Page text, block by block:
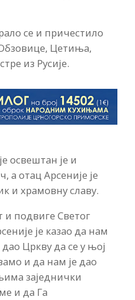
се и причестило
Цетиња,
из Русије.
освештан је и
а отац Арсеније је
и храмовну славу.
подвиге Светог
је казао да нам
Цркву да се у њој
и да нам је дао
заједнички
и да Га